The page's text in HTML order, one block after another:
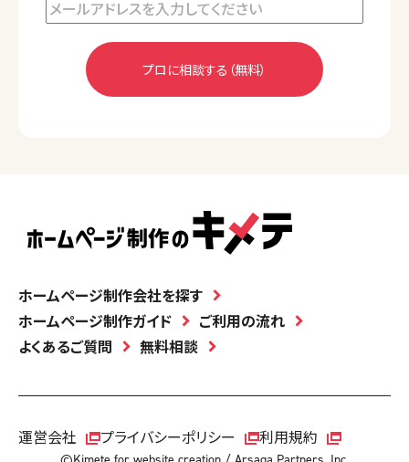
ホームページ制作会社を探す
ホームページ制作ガイド
ご利用の流れ
よくあるご質問
無料相談
運営会社 プライバシーポリシー 利用規約